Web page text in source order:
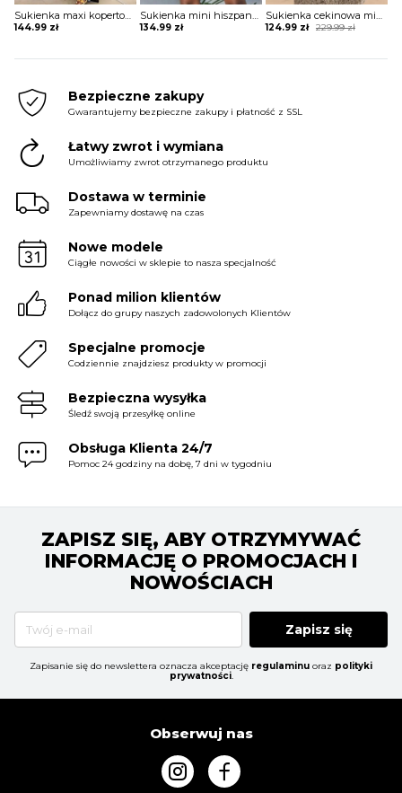
Sukienka maxi kopertowa w stylu boho
144.99 zł
Sukienka mini hiszpanka tiulowa z szerokimi rękawami
134.99 zł
Sukienka cekinowa mini z krótkim rękawem
229.99zł
Original
124.99 zł
Current
Bezpieczne zakupy
Gwarantujemy bezpieczne zakupy i płatność z SSL
Łatwy zwrot i wymiana
Umożliwiamy zwrot otrzymanego produktu
Dostawa w terminie
Zapewniamy dostawę na czas
Nowe modele
Ciągłe nowości w sklepie to nasza specjalność
Ponad milion klientów
Dołącz do grupy naszych zadowolonych Klientów
Specjalne promocje
Codziennie znajdziesz produkty w promocji
Bezpieczna wysyłka
Śledź swoją przesyłkę online
Obsługa Klienta 24/7
Pomoc 24 godziny na dobę, 7 dni w tygodniu
ZAPISZ SIĘ, ABY OTRZYMYWAĆ
INFORMACJĘ O PROMOCJACH I
NOWOŚCIACH
Zapisz się
Zapisanie się do newslettera oznacza akceptację regulaminu oraz polityki
prywatności.
Obserwuj nas